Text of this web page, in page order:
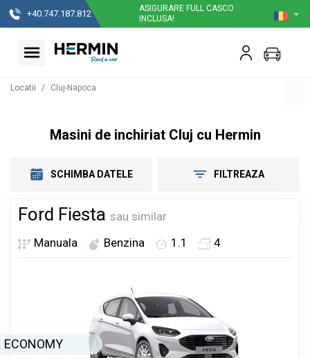
+40.747.187.812
ASIGURARE FULL CASCO
INCLUSA!
Locatii Cluj-Napoca
Masini de inchiriat Cluj cu Hermin
SCHIMBA DATELE FILTREAZA
Ford Fiesta sau similar
Manuala
Benzina 1.1 4
ECONOMY